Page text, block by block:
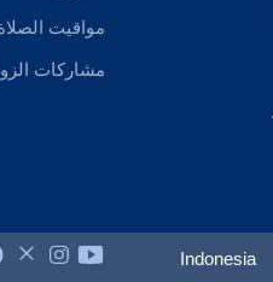
مواقيت
مشاركات
Indonesia